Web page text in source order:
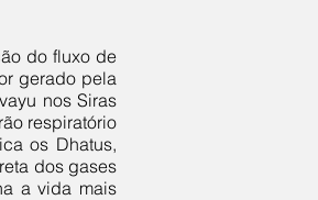
do fluxo de
gerado pela
nos Siras
respiratório
os Dhatus,
dos gases
a vida mais